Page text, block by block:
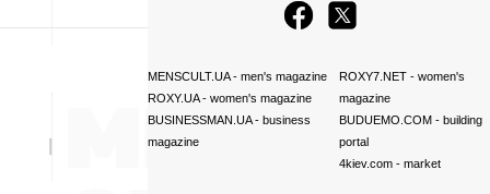
MENSCULT.UA- men's magazine
ROXY.UA- women's magazine
BUSINESSMAN.UA- business
magazine
ROXY7.NET- women's
magazine
BUDUEMO.COM- building
portal
4kiev.com- market